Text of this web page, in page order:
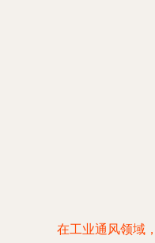
在工业通风领域